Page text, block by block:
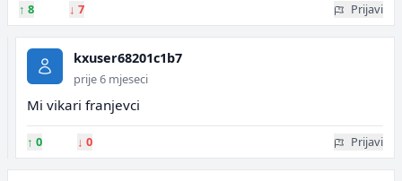
↑ 8 ↓ 7 Prijavi
kxuser68201c1b7
prije 6 mjeseci
Mi vikari franjevci
↑ 0 ↓ 0 Prijavi